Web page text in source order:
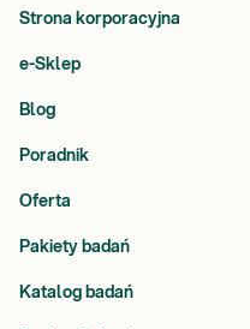
Strona korporacyjna
e-Sklep
Blog
Poradnik
Oferta
Pakiety badań
Katalog badań